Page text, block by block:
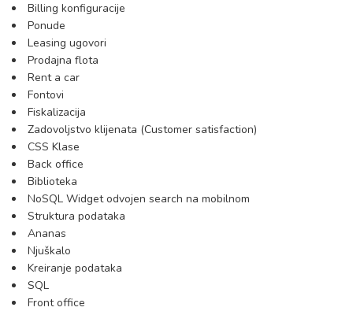
Billing konfiguracije
Ponude
Leasing ugovori
Prodajna flota
Rent a car
Fontovi
Fiskalizacija
Zadovoljstvo klijenata (Customer satisfaction)
CSS Klase
Back office
Biblioteka
NoSQL Widget odvojen search na mobilnom
Struktura podataka
Ananas
Njuškalo
Kreiranje podataka
SQL
Front office